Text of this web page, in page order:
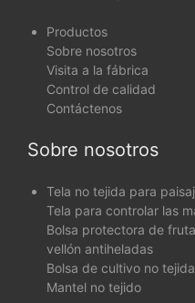
Productos
Sobre nosotros
Visita a la fábrica
Control de calidad
Contáctenos
Sobre nosotros
Tela no tejida para
Tela para controlar las
Bolsa protectora de
vellón antiheladas
Bolsa de cultivo no tejida
Mantel no tejido